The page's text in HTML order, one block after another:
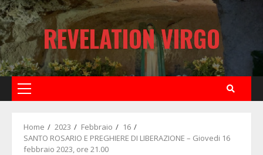
Skip
to
content
REVELATION VIRGO
Primary
Home 2023 Febbraio
16
SANTO ROSARIO E PREGHIERE DI LIBERAZIONE – Giovedi 16
febbraio 2023, ore 21.00